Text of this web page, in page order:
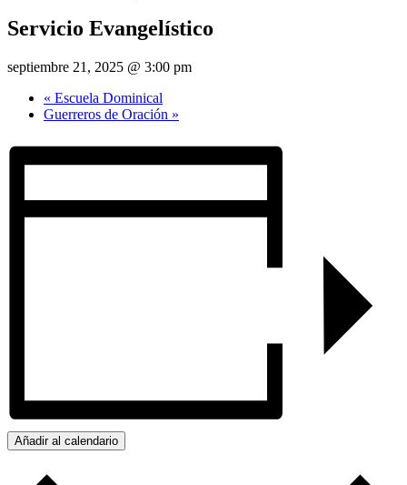
Servicio Evangelístico
septiembre 21, 2025 @ 3:00 pm
« Escuela Dominical
Guerreros de Oración »
Añadir al calendario